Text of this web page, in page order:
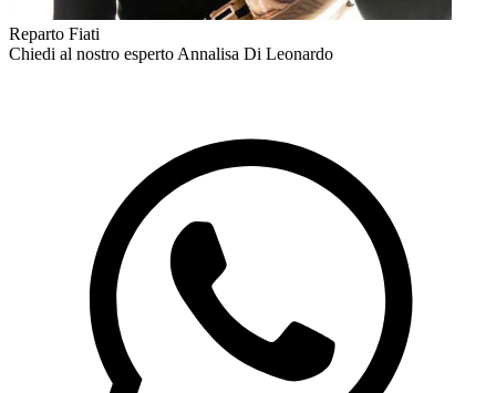
Reparto Fiati
Chiedi al nostro espertoAnnalisa Di Leonardo